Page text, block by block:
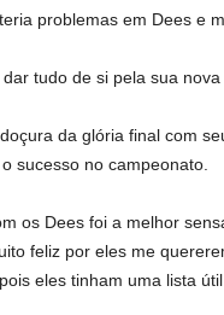
problemas em Dees e
tudo de si pela sua nova
da glória final com
sucesso no campeonato.
os Dees foi a melhor
feliz por eles me
eles tinham uma lista